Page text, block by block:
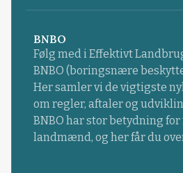
BNBO
Følg med i Effektivt
BNBO (boringsnære
Her samler vi de vigtigste
om regler, aftaler og
BNBO har stor betydning for
landmænd, og her får du